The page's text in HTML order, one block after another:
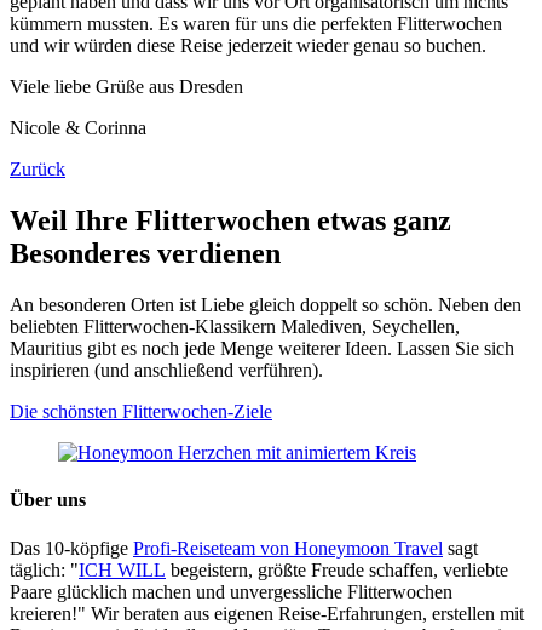
kümmern mussten. Es waren für uns die perfekten Flitterwochen
und wir würden diese Reise jederzeit wieder genau so buchen.
Viele liebe Grüße aus Dresden
Nicole & Corinna
Zurück
Weil Ihre Flitterwochen etwas ganz
Besonderes verdienen
An besonderen Orten ist Liebe gleich doppelt so schön. Neben den
beliebten Flitterwochen-Klassikern Malediven, Seychellen,
Mauritius gibt es noch jede Menge weiterer Ideen. Lassen Sie sich
inspirieren (und anschließend verführen).
Die schönsten Flitterwochen-Ziele
Über uns
Das 10-köpfige Profi-Reiseteam von Honeymoon Travel sagt
täglich: "ICH WILL begeistern, größte Freude schaffen, verliebte
Paare glücklich machen und unvergessliche Flitterwochen
kreieren!" Wir beraten aus eigenen Reise-Erfahrungen, erstellen mit